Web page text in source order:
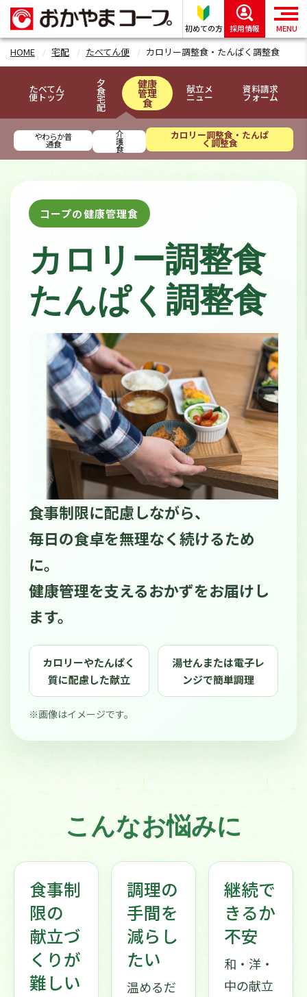
初めての方 採用情報 MENU
HOME 宅配 たべてん便 カロリー調整食・たんぱく調整食
たべてん
便トップ
夕
食
宅
配
健康
管理
食
献立メ
ニュー
資料請求
フォーム
やわらか普
通食
介
護
食
カロリー調整食・たんぱ
く調整食
コープの健康管理食
カロリー調整食
たんぱく調整食
食事制限に配慮しながら、
毎日の食卓を無理なく続けるため
に。
健康管理を支えるおかずをお届けし
ます。
カロリーやたんぱく
質に配慮した献立
湯せんまたは電子レ
ンジで簡単調理
※画像はイメージです。
こんなお悩みに
食事制
限の
献立づ
くりが
難しい
調理の
手間を
減らし
たい
温めるだ
継続で
きるか
不安
和・洋・
中の献立